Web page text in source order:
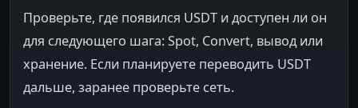
Проверьте, где появился USDT и доступен ли он
для следующего шага: Spot, Convert, вывод или
хранение. Если планируете переводить USDT
дальше, заранее проверьте сеть.